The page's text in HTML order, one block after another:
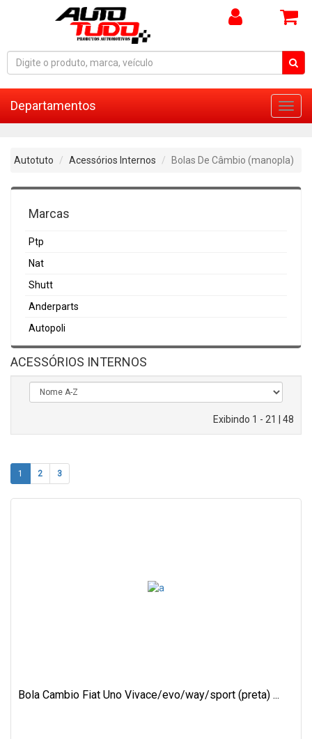
Departamentos
Autotuto Acessórios Internos Bolas De Câmbio (manopla)
Marcas
Ptp
Nat
Shutt
Anderparts
Autopoli
ACESSÓRIOS INTERNOS
Exibindo 1 - 21 | 48
1 2 3
Bola Cambio Fiat Uno Vivace/evo/way/sport (preta) ...